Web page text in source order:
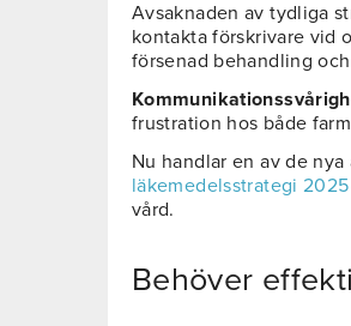
Avsaknaden av tydliga
kontakta förskrivare vid
försenad behandling
frustration hos både
Nu handlar en av de
läkemedelsstrategi 2025
vård.
Behöver